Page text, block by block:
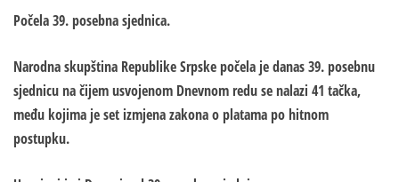
Počela 39. posebna sjednica.
Narodna skupština Republike Srpske počela je danas 39. posebnu
sjednicu na čijem usvojenom Dnevnom redu se nalazi 41 tačka,
među kojima je set izmjena zakona o platama po hitnom
postupku.